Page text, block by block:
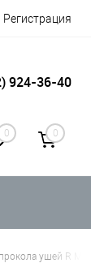
Регистрация
924-36-40
0 0
ушей R